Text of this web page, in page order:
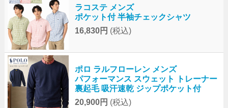
ラコステ メンズ
ポケット付 半袖チェックシャツ
16,830円 (税込)
ポロ ラルフローレン メンズ
パフォーマンス スウェット トレーナー
裏起毛 吸汗速乾 ジップポケット付
20,900円 (税込)